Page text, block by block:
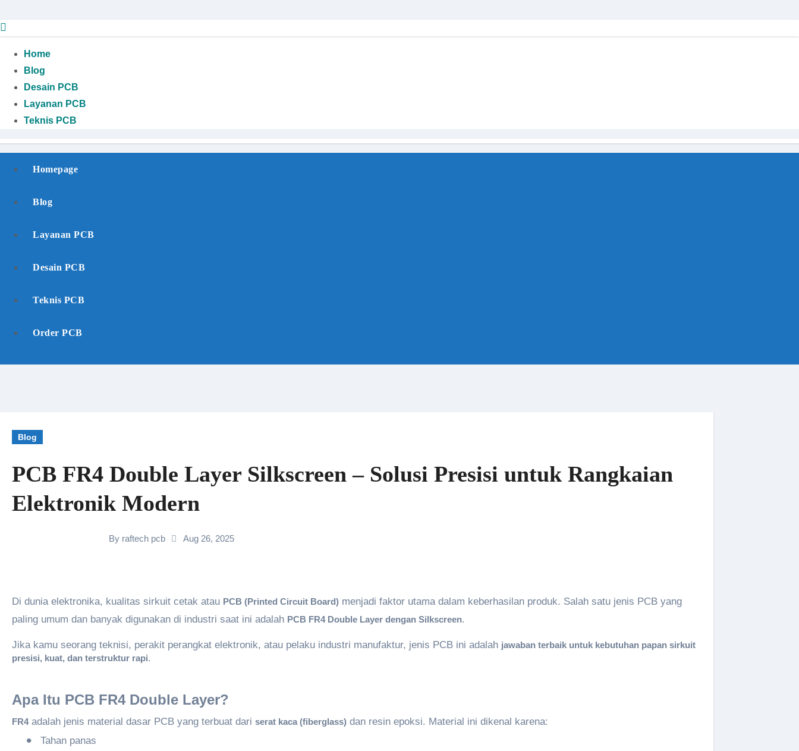
to
Home
Blog
Desain PCB
Layanan PCB
Teknis PCB
Homepage
Blog
Layanan PCB
Desain PCB
Teknis PCB
Order PCB
Blog
PCB FR4 Double Layer Silkscreen – Solusi Presisi untuk Rangkaian
Elektronik Modern
By raftech pcb Aug 26, 2025
Di dunia elektronika, kualitas sirkuit cetak atau PCB (Printed Circuit Board) menjadi faktor utama dalam keberhasilan produk. Salah satu jenis PCB yang
paling umum dan banyak digunakan di industri saat ini adalah PCB FR4 Double Layer dengan Silkscreen.
Jika kamu seorang teknisi, perakit perangkat elektronik, atau pelaku industri manufaktur, jenis PCB ini adalah jawaban terbaik untuk kebutuhan papan sirkuit
presisi, kuat, dan terstruktur rapi.
Apa Itu PCB FR4 Double Layer?
FR4adalah jenis material dasar PCB yang terbuat dari serat kaca (fiberglass) dan resin epoksi. Material ini dikenal karena:
• Tahan panas